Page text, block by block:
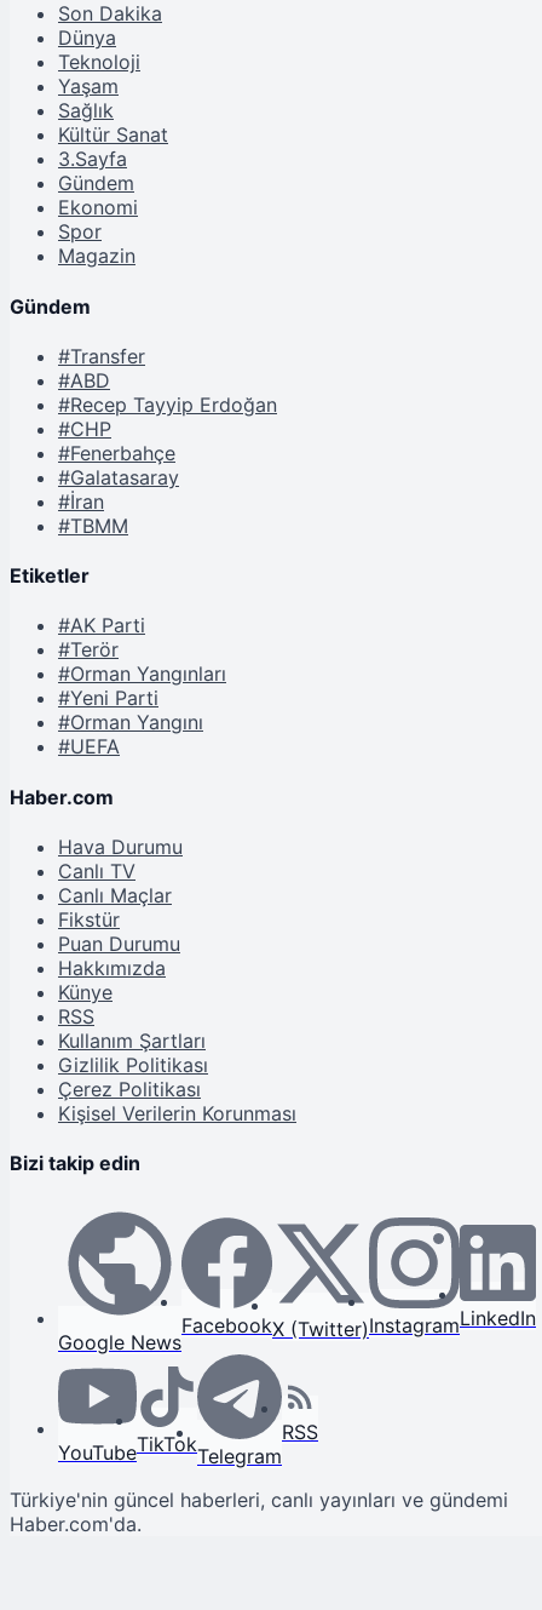
Son Dakika
Dünya
Teknoloji
Yaşam
Sağlık
Kültür Sanat
3.Sayfa
Gündem
Ekonomi
Spor
Magazin
Gündem
#Transfer
#ABD
#Recep Tayyip Erdoğan
#CHP
#Fenerbahçe
#Galatasaray
#İran
#TBMM
Etiketler
#AK Parti
#Terör
#Orman Yangınları
#Yeni Parti
#Orman Yangını
#UEFA
Haber.com
Hava Durumu
Canlı TV
Canlı Maçlar
Fikstür
Puan Durumu
Hakkımızda
Künye
RSS
Kullanım Şartları
Gizlilik Politikası
Çerez Politikası
Kişisel Verilerin Korunması
Bizi takip edin
Google News
FacebookX (Twitter)InstagramLinkedIn
YouTubeTikTokTelegram
RSS
Türkiye'nin güncel haberleri, canlı yayınları ve gündemi
Haber.com'da.